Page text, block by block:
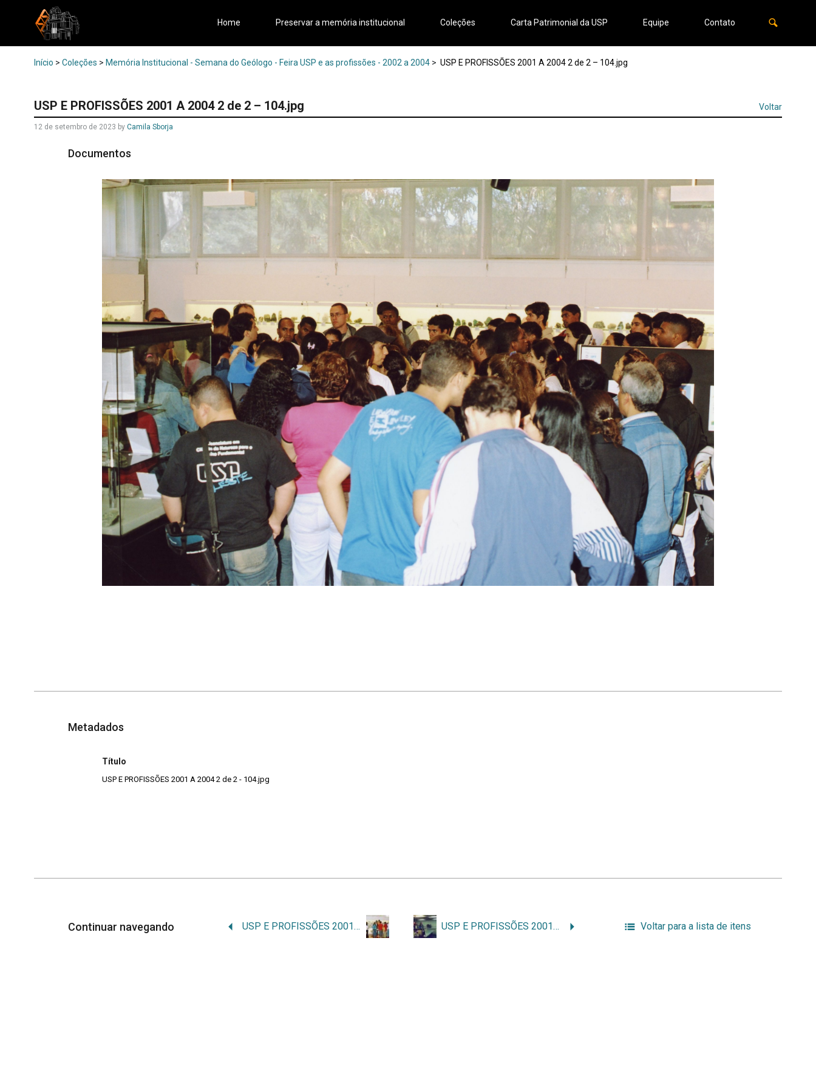
Home Preservar a memória institucional Coleções Carta Patrimonial da USP Equipe Contato
Início > Coleções > Memória Institucional - Semana do Geólogo - Feira USP e as profissões - 2002 a 2004 > USP E PROFISSÕES 2001 A 2004 2 de 2 – 104.jpg
USP E PROFISSÕES 2001 A 2004 2 de 2 – 104.jpg Voltar
12 de setembro de 2023 by Camila Sborja
Documentos
Metadados
Título
USP E PROFISSÕES 2001 A 2004 2 de 2 - 104.jpg
Continuar navegando USP E PROFISSÕES 2001 A 2004 2 de 2 – 103.jpg USP E PROFISSÕES 2001 A 2004 2 de 2 – 105.jpg Voltar para a lista de itens